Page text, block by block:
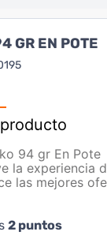
GR EN POTE
94 gr En Pote
la experiencia
las mejores
2puntos